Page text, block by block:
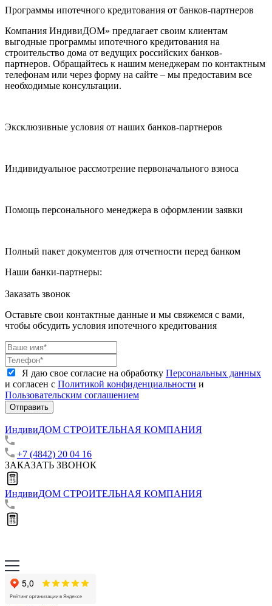
Программы ипотечного кредитования от банков-партнеров
Компания ИндивиДОМ» предлагает своим клиентам
выгодные программы ипотечного кредитования на
строительство дома от ведущих российских банков-
партнеров. Обращайтесь к нашим менеджерам по контактным
телефонам или через форму на сайте – мы предоставим все
необходимые консультации.
Эксклюзивные условия от наших банков-партнеров
Индивидуальное рассмотрение первоначального взноса
Помощь персонального менеджера в оформлении заявки
Полный пакет документов для отчетности перед банком
Наши банки-партнеры:
Заказать звонок
Оставьте свои контактные данные и мы свяжемся с вами,
чтобы обсудить условия ипотечного кредитования
Я даю свое согласие на обработку Персональных данных
и согласен с Политикой конфиденциальности и
Пользовательским соглашением
Отправить
ИндивиДОМ СТРОИТЕЛЬНАЯ КОМПАНИЯ
+7 (4842) 20 04 16
ЗАКАЗАТЬ ЗВОНОК
ИндивиДОМ СТРОИТЕЛЬНАЯ КОМПАНИЯ